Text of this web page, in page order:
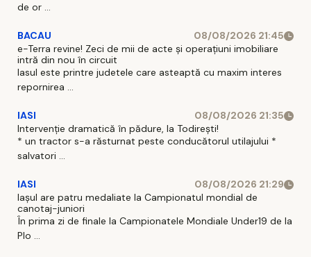
de or ...
BACAU
08/08/2026 21:45
e-Terra revine! Zeci de mii de acte și operațiuni imobiliare
intră din nou în circuit
Iasul este printre judetele care asteaptă cu maxim interes
repornirea ...
IASI
08/08/2026 21:35
Intervenție dramatică în pădure, la Todirești!
* un tractor s-a răsturnat peste conducătorul utilajului *
salvatori ...
IASI
08/08/2026 21:29
Iaşul are patru medaliate la Campionatul mondial de
canotaj-juniori
În prima zi de finale la Campionatele Mondiale Under19 de la
Plo ...